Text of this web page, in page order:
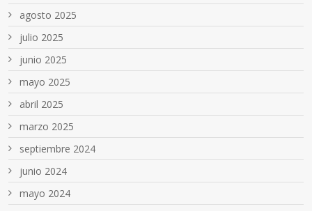
agosto 2025
julio 2025
junio 2025
mayo 2025
abril 2025
marzo 2025
septiembre 2024
junio 2024
mayo 2024